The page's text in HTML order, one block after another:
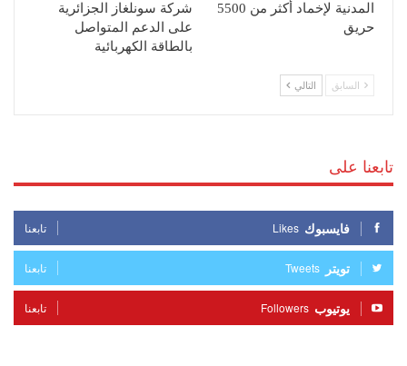
المدنية لإخماد أكثر من 5500
حريق
شركة سونلغاز الجزائرية
على الدعم المتواصل
بالطاقة الكهربائية
السابق التالي
تابعنا على
فايسبوك Likes تابعنا
تويتر Tweets تابعنا
يوتيوب Followers تابعنا